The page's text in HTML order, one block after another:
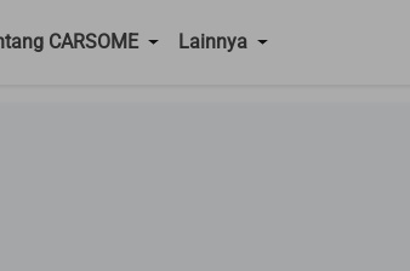
CARSOME Lainnya